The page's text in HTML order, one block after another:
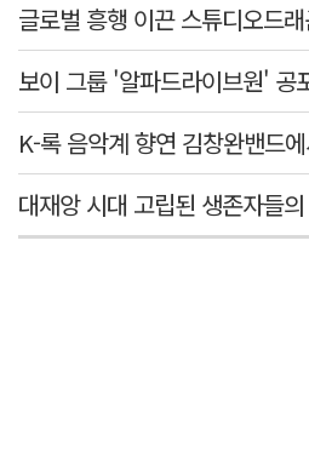
글로벌 흥행 이끈 스튜디오드
보이 그룹 '알파드라이브원' 공
K-록 음악계 향연 김창완밴드
대재앙 시대 고립된 생존자들